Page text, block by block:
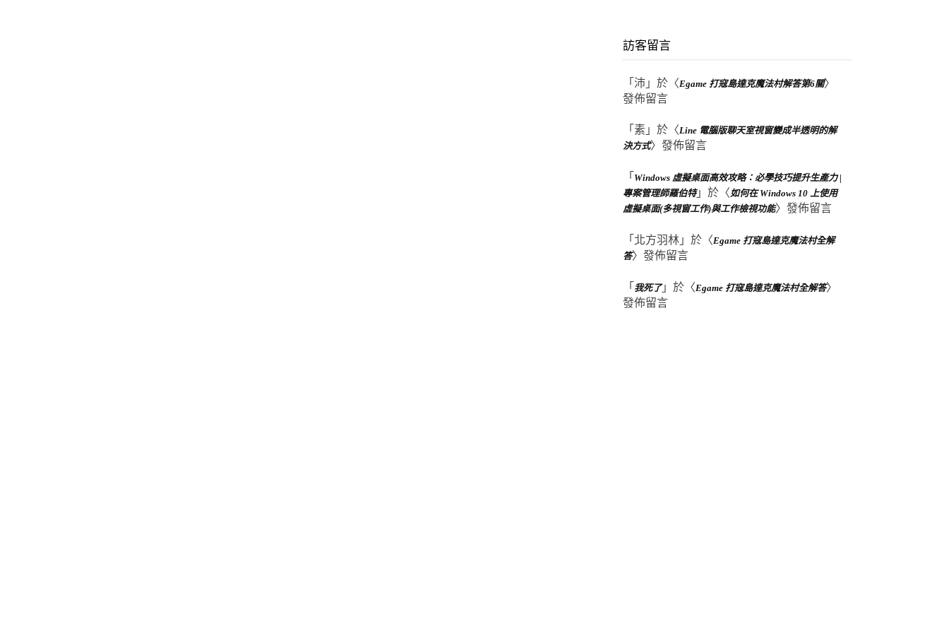
訪客留言
「 沛 」於〈Egame 打寇島達克魔法村解答第6關〉
發佈留言
「 素 」於〈Line 電腦版聊天室視窗變成半透明的解
決方式〉發佈留言
「 Windows 虛擬桌面高效攻略：必學技巧提升生產力 |
專案管理師羅伯特」於〈 如何在 Windows 10 上使用
虛擬桌面(多視窗工作)與工作檢視功能〉發佈留言
「 北方羽林 」於〈Egame 打寇島達克魔法村全解
答〉發佈留言
「 我死了」於〈Egame 打寇島達克魔法村全解答〉
發佈留言